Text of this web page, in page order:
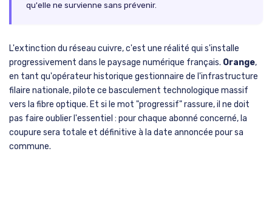
qu'elle ne survienne sans prévenir.
L'extinction du réseau cuivre, c'est une réalité qui s'installe
progressivement dans le paysage numérique français. Orange,
en tant qu'opérateur historique gestionnaire de l'infrastructure
filaire nationale, pilote ce basculement technologique massif
vers la fibre optique. Et si le mot "progressif" rassure, il ne doit
pas faire oublier l'essentiel : pour chaque abonné concerné, la
coupure sera totale et définitive à la date annoncée pour sa
commune.